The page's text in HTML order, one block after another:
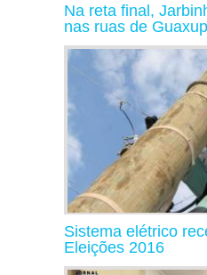
Na reta final,
nas ruas de
Sistema elétrico
Eleições 2016